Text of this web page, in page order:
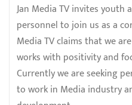
Jan Media TV invites youth
personnel to join us as a
Media TV claims that we
works with positivity and
Currently we are seeking
to work in Media industry